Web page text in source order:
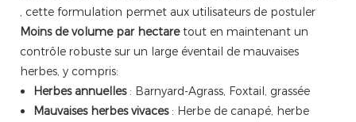
, cette formulation permet aux utilisateurs de postuler
Moins de volume par hectaretout en maintenant un
contrôle robuste sur un large éventail de mauvaises
herbes, y compris:
Herbes annuelles : Barnyard-Agrass, Foxtail, grassée
Mauvaises herbes vivaces : Herbe de canapé, herbe